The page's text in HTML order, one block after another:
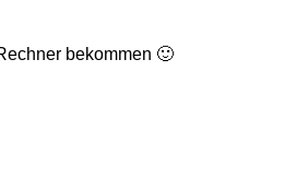
bekommen 🙂